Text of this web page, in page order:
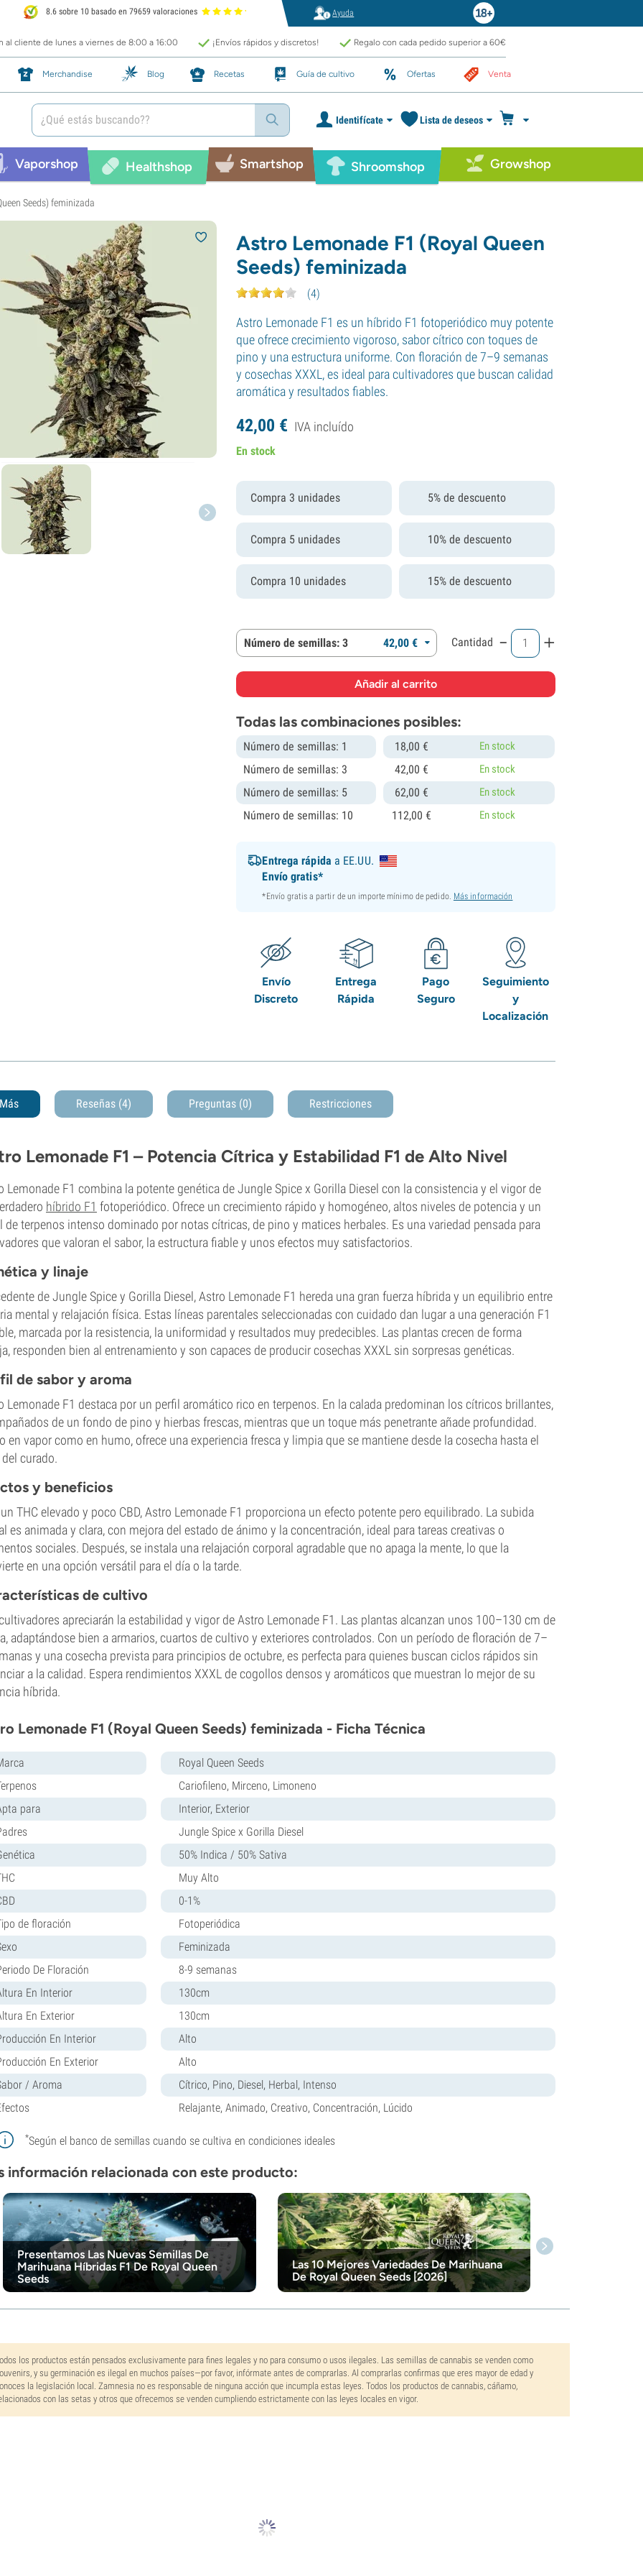
8.6 sobre 10 basado en 79659 valoraciones Ayuda
al cliente de lunes a viernes de 8:00 a 16:00 ¡Envíos rápidos y discretos! Regalo con cada pedido superior a 60€
Merchandise Blog Recetas Guía de cultivo Ofertas Venta
Identifícate Lista de deseos
Vaporshop Healthshop Smartshop Shroomshop Growshop
Seeds) feminizada
Astro Lemonade F1 (Royal Queen
Seeds) feminizada
(4)
Astro Lemonade F1 es un híbrido F1 fotoperiódico muy potente
que ofrece crecimiento vigoroso, sabor cítrico con toques de
pino y una estructura uniforme. Con floración de 7–9 semanas
y cosechas XXXL, es ideal para cultivadores que buscan calidad
aromática y resultados fiables.
42,00 € IVA incluído
En stock
Compra 3 unidades 5% de descuento
Compra 5 unidades 10% de descuento
Compra 10 unidades 15% de descuento
Número de semillas: 3 42,00 € Cantidad - +
Todas las combinaciones posibles:
Número de semillas: 1 18,00 € En stock
Número de semillas: 3 42,00 € En stock
Número de semillas: 5 62,00 € En stock
Número de semillas: 10 112,00 € En stock
Entrega rápida a EE.UU.
Envío gratis*
*Envío gratis a partir de un importe mínimo de pedido. Más información
Envío
Discreto
Entrega
Rápida
Pago
Seguro
Seguimiento
y
Localización
Más Reseñas (4) Preguntas (0) Restricciones
Lemonade F1 – Potencia Cítrica y Estabilidad F1 de Alto Nivel
Lemonade F1 combina la potente genética de Jungle Spice x Gorilla Diesel con la consistencia y el vigor de
híbrido F1 fotoperiódico. Ofrece un crecimiento rápido y homogéneo, altos niveles de potencia y un
de terpenos intenso dominado por notas cítricas, de pino y matices herbales. Es una variedad pensada para
que valoran el sabor, la estructura fiable y unos efectos muy satisfactorios.
y linaje
de Jungle Spice y Gorilla Diesel, Astro Lemonade F1 hereda una gran fuerza híbrida y un equilibrio entre
mental y relajación física. Estas líneas parentales seleccionadas con cuidado dan lugar a una generación F1
marcada por la resistencia, la uniformidad y resultados muy predecibles. Las plantas crecen de forma
responden bien al entrenamiento y son capaces de producir cosechas XXXL sin sorpresas genéticas.
de sabor y aroma
Lemonade F1 destaca por un perfil aromático rico en terpenos. En la calada predominan los cítricos brillantes,
de un fondo de pino y hierbas frescas, mientras que un toque más penetrante añade profundidad.
en vapor como en humo, ofrece una experiencia fresca y limpia que se mantiene desde la cosecha hasta el
curado.
y beneficios
THC elevado y poco CBD, Astro Lemonade F1 proporciona un efecto potente pero equilibrado. La subida
es animada y clara, con mejora del estado de ánimo y la concentración, ideal para tareas creativas o
sociales. Después, se instala una relajación corporal agradable que no apaga la mente, lo que la
en una opción versátil para el día o la tarde.
de cultivo
apreciarán la estabilidad y vigor de Astro Lemonade F1. Las plantas alcanzan unos 100–130 cm de
adaptándose bien a armarios, cuartos de cultivo y exteriores controlados. Con un período de floración de 7–
y una cosecha prevista para principios de octubre, es perfecta para quienes buscan ciclos rápidos sin
a la calidad. Espera rendimientos XXXL de cogollos densos y aromáticos que muestran lo mejor de su
híbrida.
Lemonade F1 (Royal Queen Seeds) feminizada - Ficha Técnica
Royal Queen Seeds
Cariofileno, Mirceno, Limoneno
para
Interior, Exterior
Jungle Spice x Gorilla Diesel
50% Indica / 50% Sativa
Muy Alto
0-1%
de floración
Fotoperiódica
Feminizada
De Floración
8-9 semanas
En Interior
130cm
En Exterior
130cm
En Interior
Alto
En Exterior
Alto
/ Aroma
Cítrico, Pino, Diesel, Herbal, Intenso
Relajante, Animado, Creativo, Concentración, Lúcido
*Según el banco de semillas cuando se cultiva en condiciones ideales
información relacionada con este producto:
Presentamos Las Nuevas Semillas De
Marihuana Híbridas F1 De Royal Queen
Seeds
Las 10 Mejores Variedades De Marihuana
De Royal Queen Seeds [2026]
los productos están pensados exclusivamente para fines legales y no para consumo o usos ilegales. Las semillas de cannabis se venden como
y su germinación es ilegal en muchos países—por favor, infórmate antes de comprarlas. Al comprarlas confirmas que eres mayor de edad y
la legislación local. Zamnesia no es responsable de ninguna acción que incumpla estas leyes. Todos los productos de cannabis, cáñamo,
con las setas y otros que ofrecemos se venden cumpliendo estrictamente con las leyes locales en vigor.